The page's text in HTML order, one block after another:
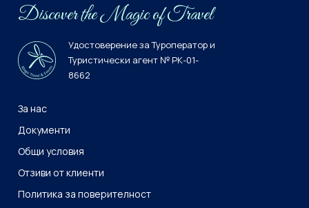
Discover the Мagiс of Travel
Удостоверение за Туроператор и
Туристически агент № РК-01-
8662
За нас
Документи
Общи условия
Отзиви от клиенти
Политика за поверителност